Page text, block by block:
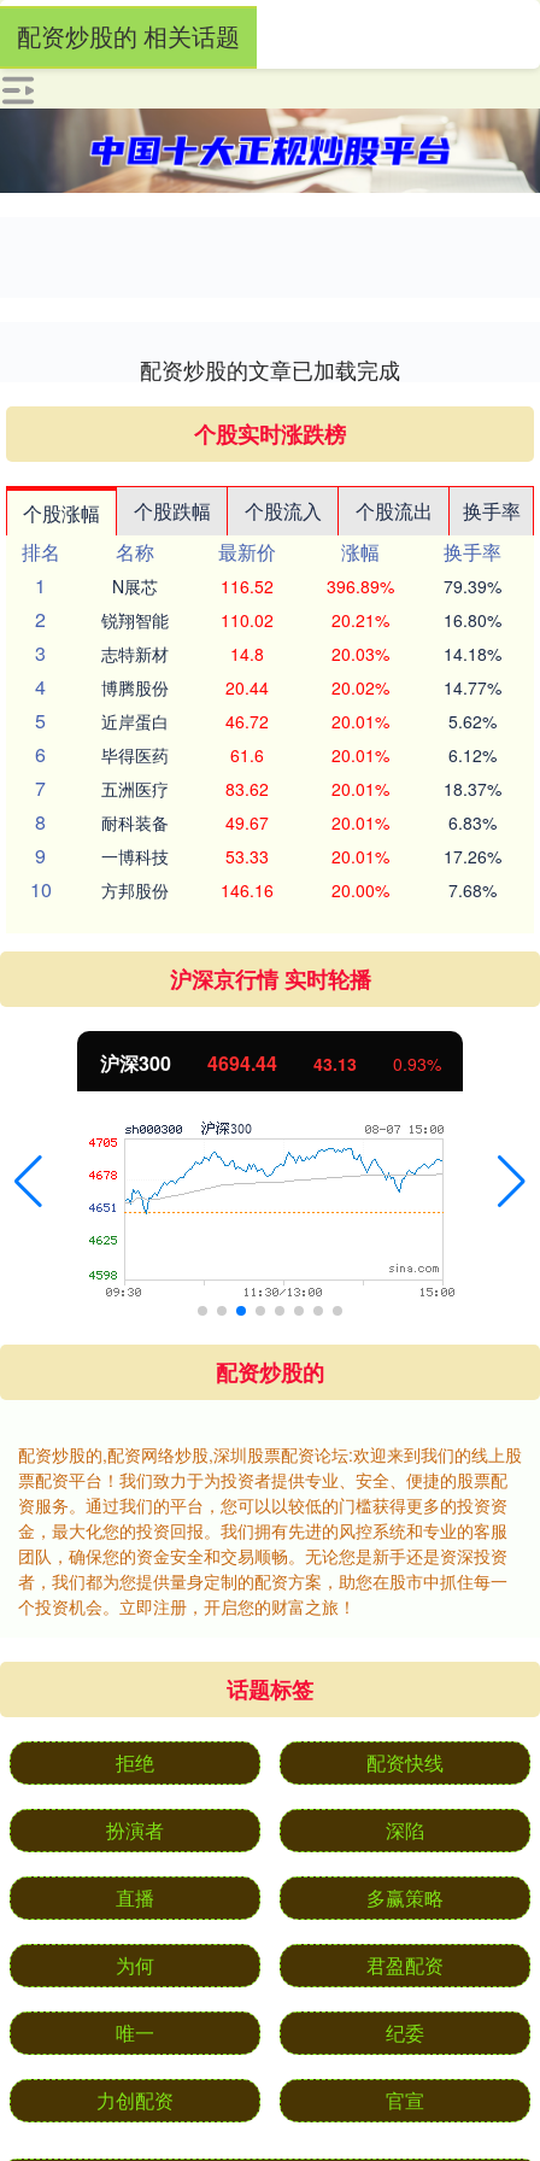
配资炒股的 相关话题
配资炒股的文章已加载完成
个股实时涨跌榜
个股涨幅 个股跌幅 个股流入 个股流出
换手率
排名
名称 最新价 涨幅
换手率
1
N展芯 116.52 396.89% 79.39%
2 锐翔智能 110.02 20.21% 16.80%
3 志特新材 14.8 20.03% 14.18%
4 博腾股份 20.44 20.02% 14.77%
5 近岸蛋白 46.72 20.01% 5.62%
6 毕得医药 61.6 20.01% 6.12%
7 五洲医疗 83.62 20.01% 18.37%
8 耐科装备 49.67 20.01% 6.83%
9 一博科技 53.33 20.01% 17.26%
10 方邦股份 146.16 20.00% 7.68%
沪深京行情 实时轮播
沪深300 4694.44 43.13 0.93%
配资炒股的
配资炒股的,配资网络炒股,深圳股票配资论坛:欢迎来到我们的线上股
票配资平台！我们致力于为投资者提供专业、安全、便捷的股票配
资服务。通过我们的平台，您可以以较低的门槛获得更多的投资资
金，最大化您的投资回报。我们拥有先进的风控系统和专业的客服
团队，确保您的资金安全和交易顺畅。无论您是新手还是资深投资
者，我们都为您提供量身定制的配资方案，助您在股市中抓住每一
个投资机会。立即注册，开启您的财富之旅！
话题标签
拒绝 配资快线
扮演者 深陷
直播 多赢策略
为何 君盈配资
唯一 纪委
力创配资 官宣